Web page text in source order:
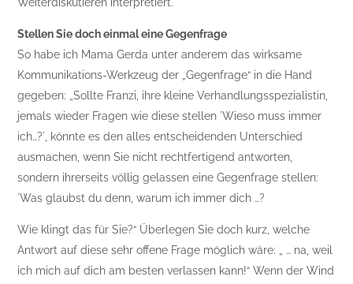
Weiterdiskutieren interpretiert.
Stellen Sie doch einmal eine Gegenfrage
So habe ich Mama Gerda unter anderem das wirksame
Kommunikations-Werkzeug der „Gegenfrage“ in die Hand
gegeben: „Sollte Franzi, ihre kleine Verhandlungsspezialistin,
jemals wieder Fragen wie diese stellen ´Wieso muss immer
ich…?´, könnte es den alles entscheidenden Unterschied
ausmachen, wenn Sie nicht rechtfertigend antworten,
sondern ihrerseits völlig gelassen eine Gegenfrage stellen:
´Was glaubst du denn, warum ich immer dich …?
Wie klingt das für Sie?“ Überlegen Sie doch kurz, welche
Antwort auf diese sehr offene Frage möglich wäre: „ … na, weil
ich mich auf dich am besten verlassen kann!“ Wenn der Wind